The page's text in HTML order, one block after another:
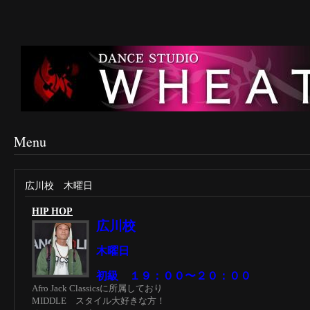
Menu
広川校 木曜日
HIP HOP
広川校
木曜日
初級 １９：００〜２０：００
Afro Jack Classicsに所属しており
MIDDLE スタイル大好きな方！